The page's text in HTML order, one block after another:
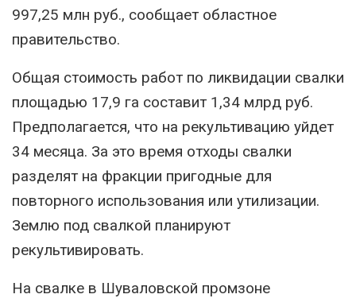
997,25 млн руб., сообщает областное
правительство.
Общая стоимость работ по ликвидации свалки
площадью 17,9 га составит 1,34 млрд руб.
Предполагается, что на рекультивацию уйдет
34 месяца. За это время отходы свалки
разделят на фракции пригодные для
повторного использования или утилизации.
Землю под свалкой планируют
рекультивировать.
На свалке в Шуваловской промзоне